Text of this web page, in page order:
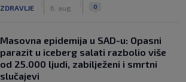
ZDRAVLJE 6. aug. 0
Masovna epidemija u SAD-u: Opasni
parazit u iceberg salati razbolio više
od 25.000 ljudi, zabilježeni i smrtni
slučajevi